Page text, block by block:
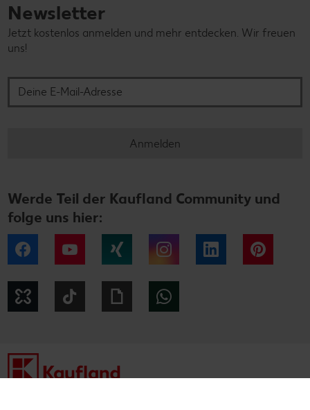
Newsletter
Jetzt kostenlos anmelden und mehr entdecken. Wir freuen
uns!
Anmelden
Werde Teil der Kaufland Community und
folge uns hier:
Facebook YouTube Instagram LinkedIn
Kununu Giphy